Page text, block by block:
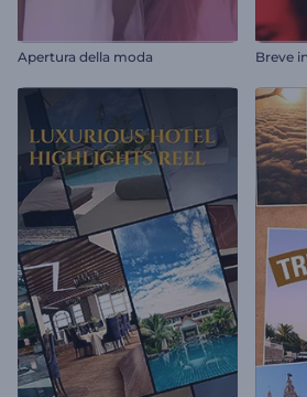
Apertura della moda Breve